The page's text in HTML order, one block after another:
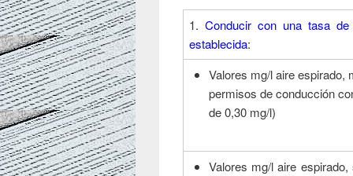
1. Conducir con una tasa de
establecida:
Valores mg/l aire espirado,
permisos de conducción
de 0,30 mg/l)
Valores mg/l aire